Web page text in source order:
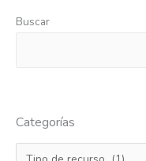
intenciones
del
blanco
Buscar
Categorías